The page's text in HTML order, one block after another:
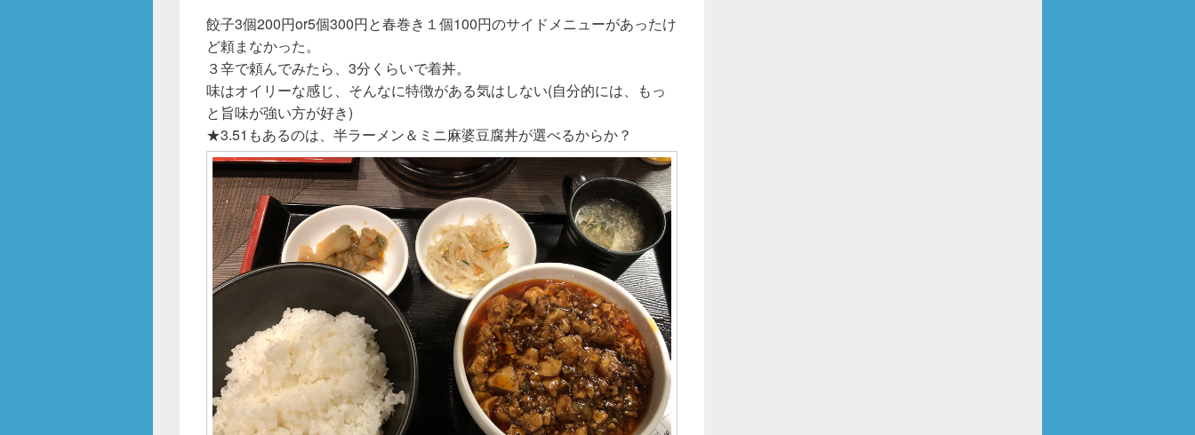
餃子3個200円or5個300円と春巻き１個100円のサイドメニューがあったけ
ど頼まなかった。
３辛で頼んでみたら、3分くらいで着丼。
味はオイリーな感じ、そんなに特徴がある気はしない(自分的には、もっ
と旨味が強い方が好き)
★3.51もあるのは、半ラーメン＆ミニ麻婆豆腐丼が選べるからか？